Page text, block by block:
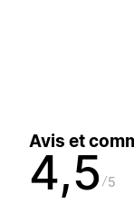
Avis et
4,5 5